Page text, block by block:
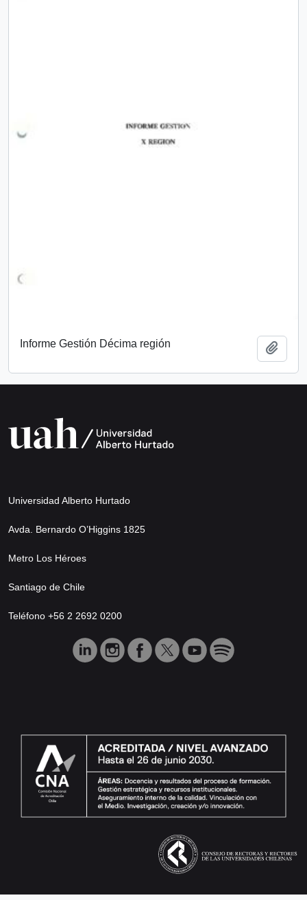
Informe Gestión Décima región
Universidad Alberto Hurtado
Avda. Bernardo O’Higgins 1825
Metro Los Héroes
Santiago de Chile
Teléfono +56 2 2692 0200